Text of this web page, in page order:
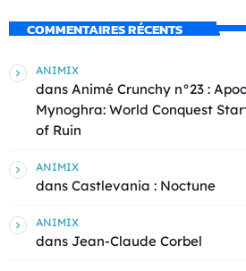
COMMENTAIRES RÉCENTS
ANIMIX
dans Animé Crunchy n°23 :
Mynoghra: World Conquest
of Ruin
ANIMIX
dans Castlevania : Noctune
ANIMIX
dans Jean-Claude Corbel